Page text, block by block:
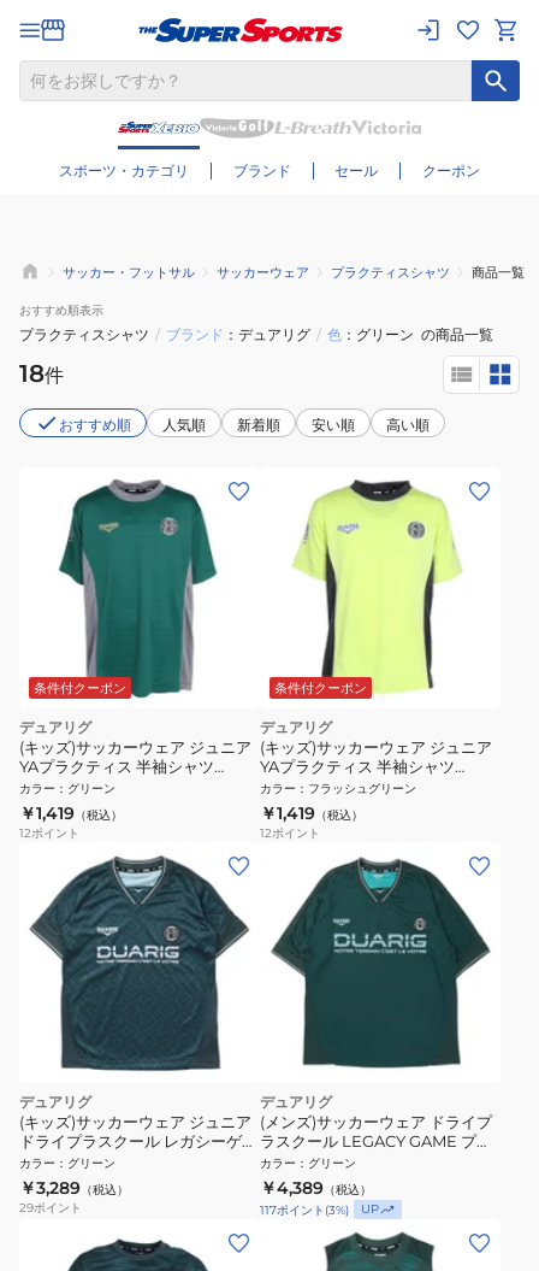
スポーツ・カテゴリ ブランド セール クーポン
さらに絞り込む
サッカー・フットサル サッカーウェア プラクティスシャツ 商品一覧
おすすめ順表示
プラクティスシャツ / ブランド デュアリグ / 色 グリーン の商品一覧
18件
おすすめ順 人気順 新着順 安い順 高い順
条件付クーポン
デュアリグ
(キッズ)サッカーウェア ジュニア
YAプラクティス 半袖シャツ
5S0014-SCWR-742HD GRN
カラー ： グリーン
￥1,419 （税込）
12ポイント
条件付クーポン
デュアリグ
(キッズ)サッカーウェア ジュニア
YAプラクティス 半袖シャツ
5S0014-SCWR-742HD YGRN
カラー ： フラッシュグリーン
￥1,419 （税込）
12ポイント
デュアリグ
(キッズ)サッカーウェア ジュニア
ドライプラスクール レガシーゲー
ム プラクティスシャツ 6S0016-
SCWR-742SD GRN
カラー ： グリーン
￥3,289 （税込）
29ポイント
デュアリグ
(メンズ)サッカーウェア ドライプ
ラスクール LEGACY GAME プラ
クティスシャツ 6S0008-SCWR-
741SD GRN
カラー ： グリーン
￥4,389 （税込）
117ポイント (3%) UP